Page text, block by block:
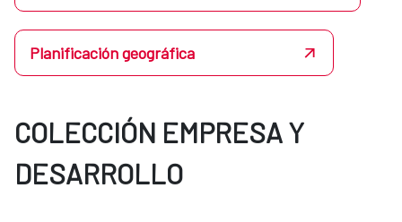
Planificación geográfica
COLECCIÓN EMPRESA Y
DESARROLLO